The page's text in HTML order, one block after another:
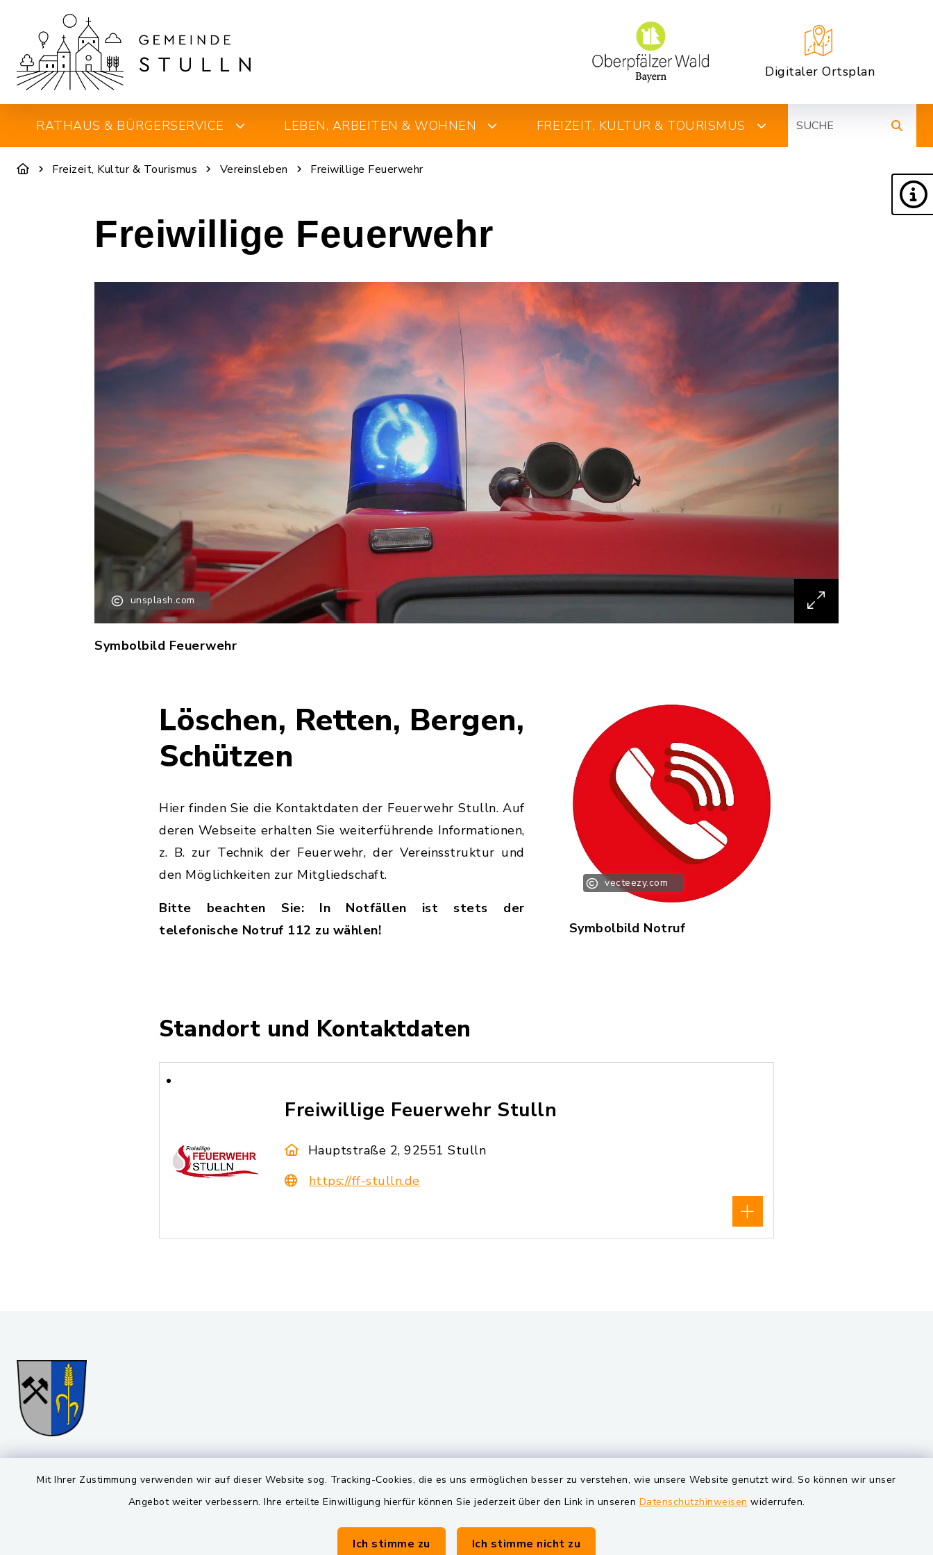
Mit Ihrer Zustimmung verwenden wir auf dieser Website sog. Tracking-Cookies, die es uns ermöglichen besser zu verstehen, wie unsere Website genutzt wird. So können wir unser
Angebot weiter verbessern. Ihre erteilte Einwilligung hierfür können Sie jederzeit über den Link in unseren Datenschutzhinweisen widerrufen.
Ich stimme zu Ich stimme nicht zu
Digitaler Ortsplan
RATHAUS & BÜRGERSERVICE LEBEN, ARBEITEN & WOHNEN FREIZEIT, KULTUR & TOURISMUS
Freizeit, Kultur & Tourismus Vereinsleben Freiwillige Feuerwehr
Freiwillige Feuerwehr
unsplash.com
Symbolbild Feuerwehr
vecteezy.com
Symbolbild Notruf
Löschen, Retten, Bergen,
Schützen
Hier finden Sie die Kontaktdaten der Feuerwehr Stulln. Auf
deren Webseite erhalten Sie weiterführende Informationen,
z. B. zur Technik der Feuerwehr, der Vereinsstruktur und
den Möglichkeiten zur Mitgliedschaft.
Bitte beachten Sie: In Notfällen ist stets der
telefonische Notruf 112 zu wählen!
Standort und Kontaktdaten
Freiwillige Feuerwehr Stulln
Hauptstraße 2, 92551 Stulln
https://ff-stulln.de
Gemeinde Stulln Öffnungszeiten
Montag bis Freitag:
08:00-12:00 Uhr
Quicklinks
BayernPortal
Landkreis Schwandorf
VG und Gemeinden
Markt Schwarzenfeld